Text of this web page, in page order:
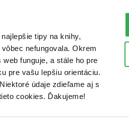
tipy na knihy,
nefungovala. Okrem
funguje, a stále ho pre
pre vašu lepšiu orientáciu.
údaje zdieľame aj s
cookies. Ďakujeme!